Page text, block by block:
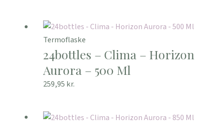
Termoflaske
24bottles – Clima – Horizon
Aurora – 500 Ml
259,95 kr.